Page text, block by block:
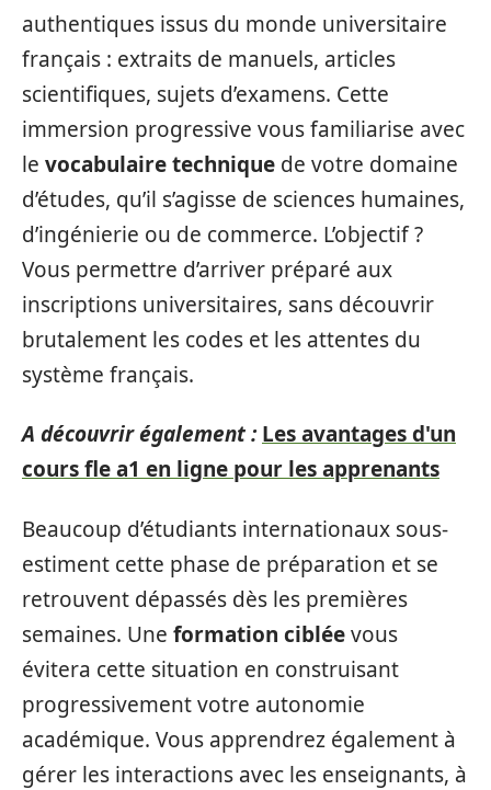
authentiques issus du monde universitaire
français : extraits de manuels, articles
scientifiques, sujets d’examens. Cette
immersion progressive vous familiarise avec
le vocabulaire technique de votre domaine
d’études, qu’il s’agisse de sciences humaines,
d’ingénierie ou de commerce. L’objectif ?
Vous permettre d’arriver préparé aux
inscriptions universitaires, sans découvrir
brutalement les codes et les attentes du
système français.
A découvrir également : Les avantages d'un
cours fle a1 en ligne pour les apprenants
Beaucoup d’étudiants internationaux sous-
estiment cette phase de préparation et se
retrouvent dépassés dès les premières
semaines. Une formation cibléevous
évitera cette situation en construisant
progressivement votre autonomie
académique. Vous apprendrez également à
gérer les interactions avec les enseignants, à